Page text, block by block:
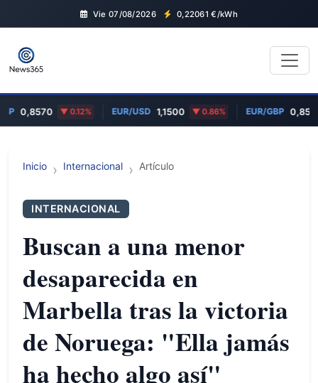
Vie 07/08/2026 0,22061 €/kWh
0,8570 0.12% EUR/USD 1,1500 0.86% EUR/GBP
Inicio Internacional Artículo
INTERNACIONAL
Buscan a una menor
desaparecida en
Marbella tras la victoria
de Noruega: "Ella jamás
ha hecho algo así"